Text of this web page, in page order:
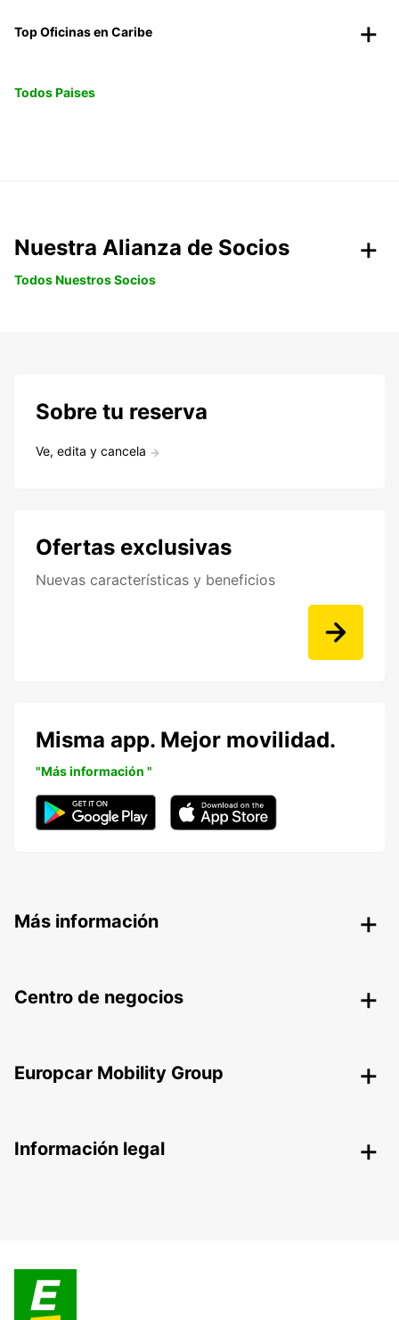
Top Oficinas en Caribe
Todos Paises
Nuestra Alianza de Socios
Todos Nuestros Socios
Sobre tu reserva
Ve, edita y cancela
Ofertas exclusivas
Nuevas características y beneficios
Misma app. Mejor movilidad.
"Más información "
Más información
Centro de negocios
Europcar Mobility Group
Información legal